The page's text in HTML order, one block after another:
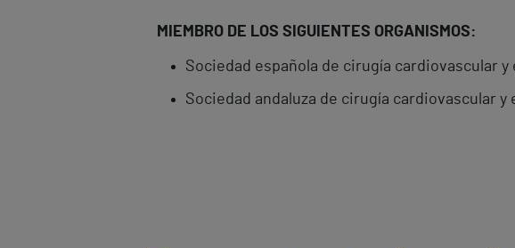
MIEMBRO DE LOS SIGUIENTES ORGANISMOS:
Sociedad española de cirugía cardiovascular y
Sociedad andaluza de cirugía cardiovascular y